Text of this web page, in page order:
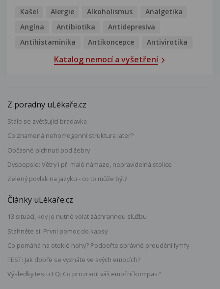
Kašel Alergie Alkoholismus
Analgetika
Angína
Antibiotika
Antidepresiva
Antihistaminika
Antikoncepce Antivirotika
Katalog nemocí a vyšetření
Z poradny uLékaře.cz
Stále se zvětšující bradavka
Co znamená nehomogenní struktura jater?
Občasné píchnutí pod žebry
Dyspepsie: Větry i při malé námaze, nepravidelná stolice
Zelený povlak na jazyku - co to může být?
Články uLékaře.cz
13 situací, kdy je nutné volat záchrannou službu
Stáhněte si: První pomoc do kapsy
Co pomáhá na oteklé nohy? Podpořte správné proudění lymfy
TEST: Jak dobře se vyznáte ve svých emocích?
Výsledky testu EQ: Co prozradil váš emoční kompas?